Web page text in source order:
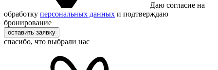
Даю согласие на
обработку персональных данных и подтверждаю
бронирование
оставить заявку
спасибо, что выбрали нас